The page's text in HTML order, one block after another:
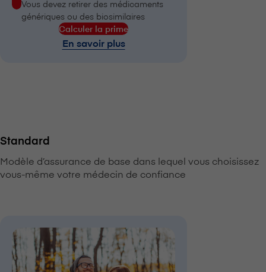
Vous devez retirer des médicaments
génériques ou des biosimilaires
Calculer la prime
En savoir plus
Standard
Modèle d’assurance de base dans lequel vous choisissez
vous-même votre médecin de confiance